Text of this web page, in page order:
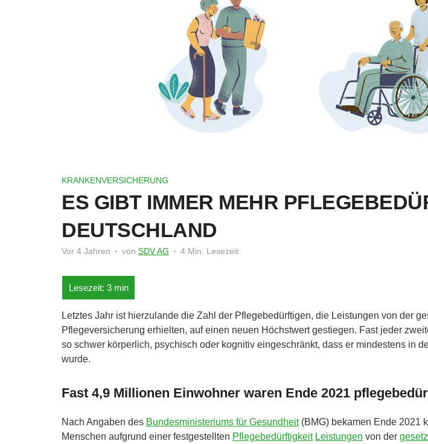
KRANKENVERSICHERUNG
ES GIBT IMMER MEHR
DEUTSCHLAND
Vor 4 Jahren von SDV AG 4 Min. Lesezeit
Letztes Jahr ist hierzulande die Zahl der Pflegebedürftigen, die Leistungen von der
Pflegeversicherung erhielten, auf einen neuen Höchstwert gestiegen. Fast jeder
so schwer körperlich, psychisch oder kognitiv eingeschränkt, dass er mindestens in
wurde.
Fast 4,9 Millionen Einwohner waren Ende 2021
Nach Angaben des Bundesministeriums für Gesundheit(BMG) bekamen Ende 2021
Menschen aufgrund einer festgestellten Pflegebedürftigkeit Leistungen von der